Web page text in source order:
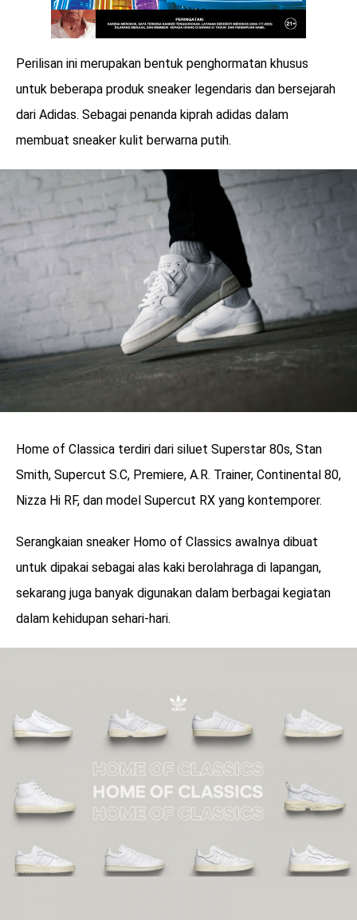
Perilisan ini merupakan bentuk penghormatan khusus
untuk beberapa produk sneaker legendaris dan bersejarah
dari Adidas. Sebagai penanda kiprah adidas dalam
membuat sneaker kulit berwarna putih.
Home of Classica terdiri dari siluet Superstar 80s, Stan
Smith, Supercut S.C, Premiere, A.R. Trainer, Continental 80,
Nizza Hi RF, dan model Supercut RX yang kontemporer.
Serangkaian sneaker Homo of Classics awalnya dibuat
untuk dipakai sebagai alas kaki berolahraga di lapangan,
sekarang juga banyak digunakan dalam berbagai kegiatan
dalam kehidupan sehari-hari.